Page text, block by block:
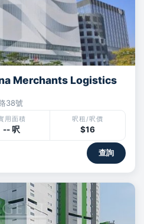
Merchants Logistics
38號
用面積
-- 呎
呎租/呎價
$16
查詢